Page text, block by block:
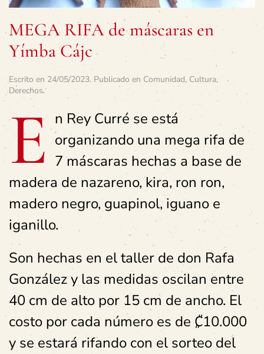
MEGA RIFA de máscaras en
Yímba Cájc
Escrito en 24/05/2023. Publicado en Comunidad, Cultura,
Derechos.
E n Rey Curré se está
organizando una mega rifa de
7 máscaras hechas a base de
madera de nazareno, kira, ron ron,
madero negro, guapinol, iguano e
iganillo.
Son hechas en el taller de don Rafa
González y las medidas oscilan entre
40 cm de alto por 15 cm de ancho. El
costo por cada número es de ₡10.000
y se estará rifando con el sorteo del